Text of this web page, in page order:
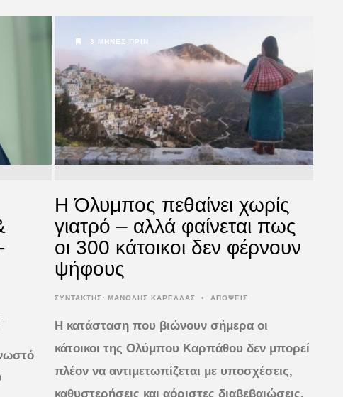
3 ΜΉΝΕΣ ΠΡΙΝ
Η Όλυμπος πεθαίνει χωρίς
γιατρό – αλλά φαίνεται πως
οι 300 κάτοικοι δεν φέρνουν
ψήφους
ΣΥΝΤΆΚΤΗΣ: ΜΑΝΟΛΗΣ ΚΑΡΕΛΛΑΣ • ΑΠΟΨΕΙΣ
Η κατάσταση που βιώνουν σήμερα οι
κάτοικοι της Ολύμπου Καρπάθου δεν μπορεί
πλέον να αντιμετωπίζεται με υποσχέσεις,
καθυστερήσεις και αόριστες διαβεβαιώσεις.